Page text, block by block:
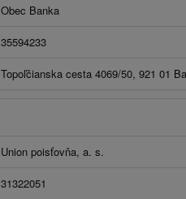
Obec Banka
35594233
Topoľčianska cesta 4069/50, 921 01
Union poisťovňa, a. s.
31322051